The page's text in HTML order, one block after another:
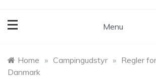
Menu
Home » Campingudstyr » Regler
Danmark